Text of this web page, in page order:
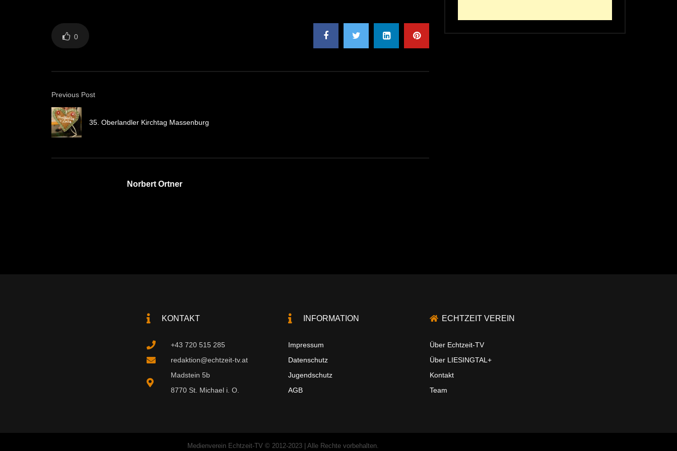
0
Previous Post
35. Oberlandler Kirchtag Massenburg
Norbert Ortner
KONTAKT
+43 720 515 285
redaktion@echtzeit-tv.at
Madstein 5b
8770 St. Michael i. O.
INFORMATION
Impressum
Datenschutz
Jugendschutz
AGB
ECHTZEIT VEREIN
Über Echtzeit-TV
Über LIESINGTAL+
Kontakt
Team
Medienverein Echtzeit-TV © 2012-2023 | Alle Rechte vorbehalten.